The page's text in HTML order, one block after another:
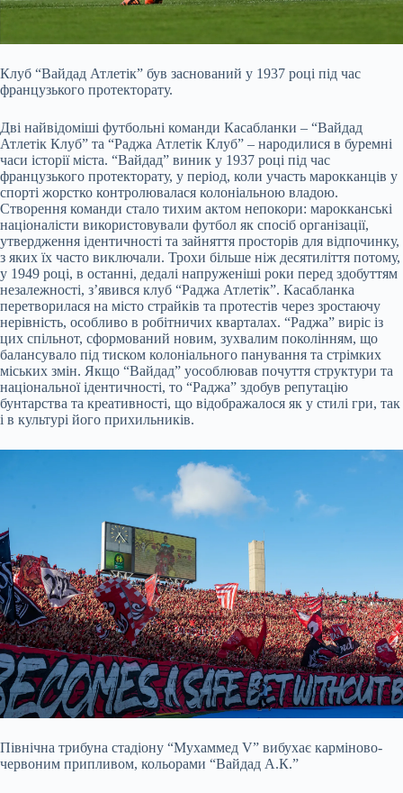
Клуб “Вайдад Атлетік” був заснований у 1937 році під час
французького протекторату.
Дві найвідоміші футбольні команди Касабланки – “Вайдад
Атлетік Клуб” та “Раджа Атлетік Клуб” – народилися в буремні
часи історії міста. “Вайдад” виник у 1937 році під час
французького протекторату, у період, коли участь марокканців у
спорті жорстко контролювалася колоніальною владою.
Створення команди стало тихим актом непокори: марокканські
націоналісти використовували футбол як спосіб організації,
утвердження ідентичності та зайняття просторів для відпочинку,
з яких їх часто виключали. Трохи більше ніж десятиліття потому,
у 1949 році, в останні, дедалі напруженіші роки перед здобуттям
незалежності, з’явився клуб “Раджа Атлетік”. Касабланка
перетворилася на місто страйків та протестів через зростаючу
нерівність, особливо в робітничих кварталах. “Раджа” виріс із
цих спільнот, сформований новим, зухвалим поколінням, що
балансувало під тиском колоніального панування та стрімких
міських змін. Якщо “Вайдад” уособлював почуття структури та
національної ідентичності, то “Раджа” здобув репутацію
бунтарства та креативності, що відображалося як у стилі гри, так
і в культурі його прихильників.
Північна трибуна стадіону “Мухаммед V” вибухає карміново-
червоним припливом, кольорами “Вайдад А.К.”